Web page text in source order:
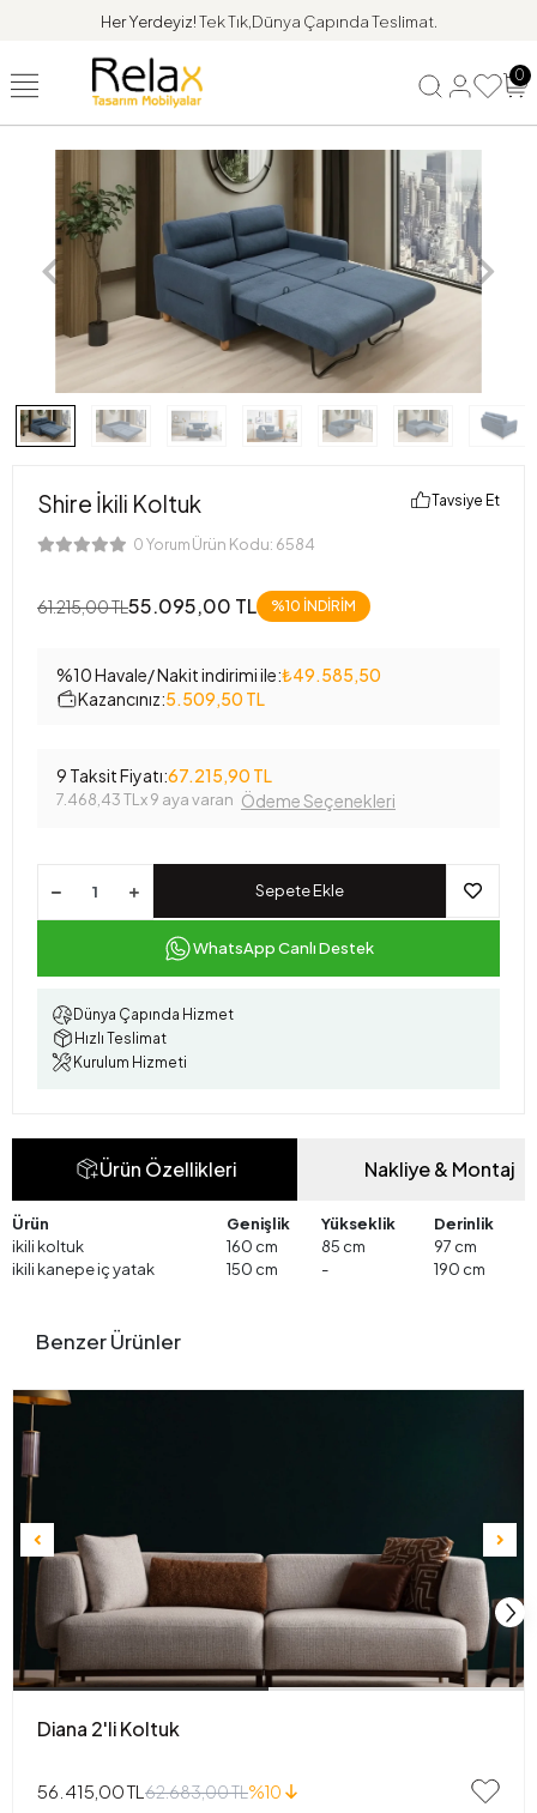
Her Yerdeyiz!Tek Tık,Dünya Çapında Teslimat.
0
Shire İkili Koltuk
0 Yorum Ürün Kodu: 6584
Tavsiye Et
61.215,00 TL55.095,00 TL %10 İNDİRİM
%10 Havale/ Nakit indirimi ile:₺49.585,50
Kazancınız:5.509,50 TL
9 Taksit Fiyatı:67.215,90 TL
7.468,43 TL x 9 aya varan Ödeme Seçenekleri
Sepete Ekle
WhatsApp Canlı Destek
Dünya Çapında Hizmet
Hızlı Teslimat
Kurulum Hizmeti
Ürün Özellikleri Nakliye & Montaj
Ürün Genişlik Yükseklik
Derinlik
ikili koltuk
160 cm 85 cm
97 cm
ikili kanepe iç yatak
150 cm - 190 cm
Benzer Ürünler
Diana 2'li Koltuk
56.415,00 TL 62.683,00 TL%10